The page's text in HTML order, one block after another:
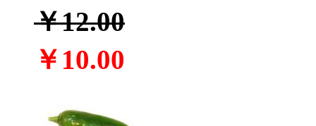
￥12.00
￥10.00